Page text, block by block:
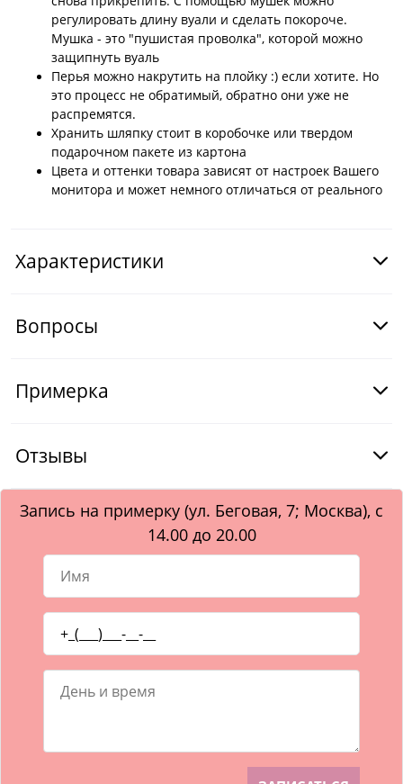
регулировать длину вуали и сделать покороче.
Мушка - это "пушистая проволка", которой можно
защипнуть вуаль
Перья можно накрутить на плойку :) если хотите. Но
это процесс не обратимый, обратно они уже не
распремятся.
Хранить шляпку стоит в коробочке или твердом
подарочном пакете из картона
Цвета и оттенки товара зависят от настроек Вашего
монитора и может немного отличаться от реального
Характеристики
Вопросы
Примерка
Отзывы
Запись на примерку (ул. Беговая, 7; Москва), с
14.00 до 20.00